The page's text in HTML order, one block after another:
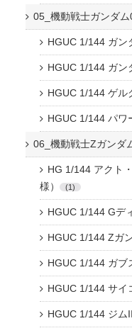
05_機動戦士ガンダ
HGUC 1/144 ガン
HGUC 1/144 ガン
HGUC 1/144 ゲル
HGUC 1/144 パワ
06_機動戦士Zガンダ
HG 1/144 アクト
様）
1
HGUC 1/144 Gデ
HGUC 1/144 Zガ
HGUC 1/144 ガブ
HGUC 1/144 サイ
HGUC 1/144 ジムII